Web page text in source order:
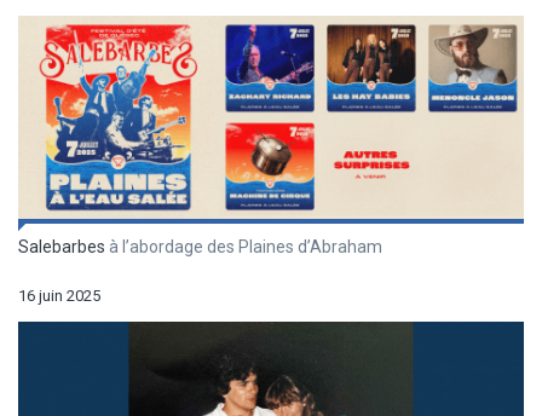
Salebarbes à l’abordage des Plaines d’Abraham
16 juin 2025